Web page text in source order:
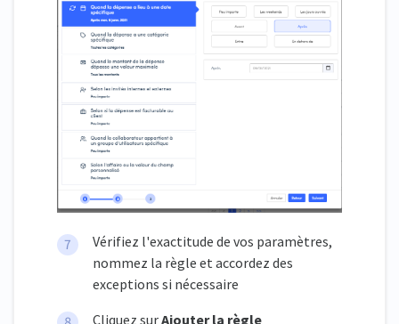
Vérifiez l'exactitude de vos paramètres,
nommez la règle et accordez des
exceptions si nécessaire
Cliquez surAjouter la règle